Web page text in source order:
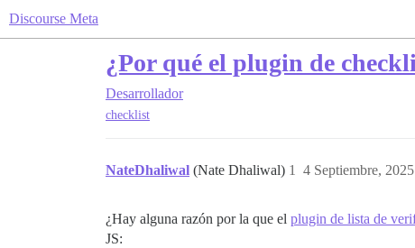
Discourse Meta
¿Por qué el plugin de
Desarrollador
checklist
NateDhaliwal (Nate Dhaliwal) 4 Septiembre,
1
¿Hay alguna razón por la que el plugin de lista de
JS: